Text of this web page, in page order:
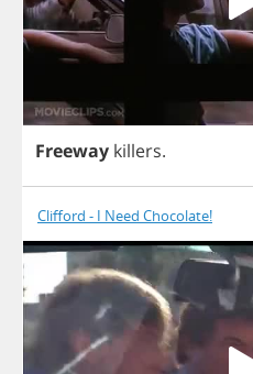
Freeway killers.
Clifford - I Need Chocolate!